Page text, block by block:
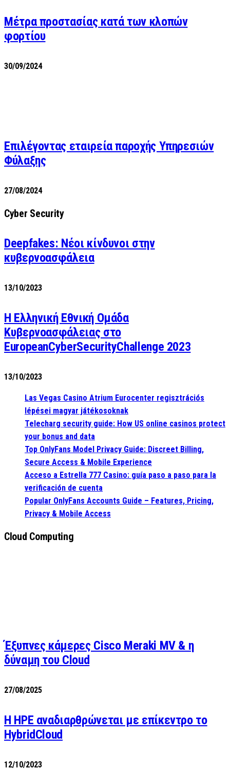
Μέτρα προστασίας κατά των κλοπών
φορτίου
30/09/2024
Επιλέγοντας εταιρεία παροχής Υπηρεσιών
Φύλαξης
27/08/2024
Cyber Security
Deepfakes: Νέοι κίνδυνοι στην
κυβερνοασφάλεια
13/10/2023
Η Ελληνική Εθνική Ομάδα
Κυβερνοασφάλειας στο
EuropeanCyberSecurityChallenge 2023
13/10/2023
Las Vegas Casino Atrium Eurocenter regisztrációs
lépései magyar játékosoknak
Telecharg security guide: How US online casinos protect
your bonus and data
Top OnlyFans Model Privacy Guide: Discreet Billing,
Secure Access & Mobile Experience
Acceso a Estrella 777 Casino: guía paso a paso para la
verificación de cuenta
Popular OnlyFans Accounts Guide – Features, Pricing,
Privacy & Mobile Access
Cloud Computing
Έξυπνες κάμερες Cisco Meraki MV & η
δύναμη του Cloud
27/08/2025
H HPE αναδιαρθρώνεται με επίκεντρο το
HybridCloud
12/10/2023